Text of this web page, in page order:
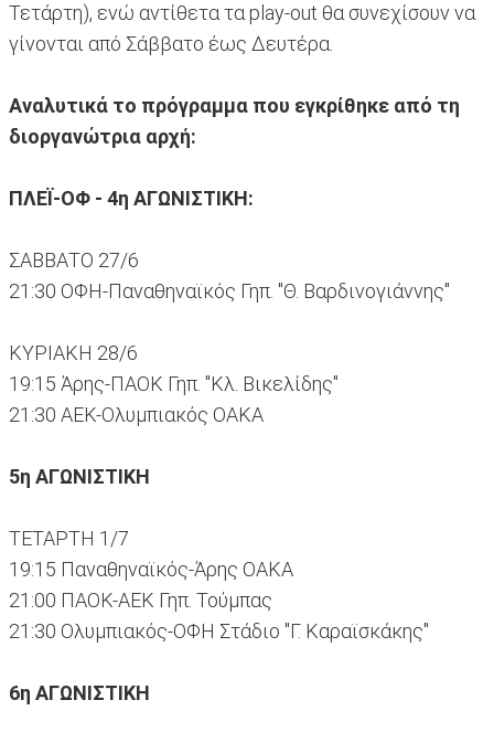
Τετάρτη), ενώ αντίθετα τα play-out θα συνεχίσουν να
γίνονται από Σάββατο έως Δευτέρα.
Αναλυτικά το πρόγραμμα που εγκρίθηκε από τη
διοργανώτρια αρχή:
ΠΛΕΪ-ΟΦ - 4η ΑΓΩΝΙΣΤΙΚΗ:
ΣΑΒΒΑΤΟ 27/6
21:30 ΟΦΗ-Παναθηναϊκός Γηπ. "Θ. Βαρδινογιάννης"
ΚΥΡΙΑΚΗ 28/6
19:15 Άρης-ΠΑΟΚ Γηπ. "Κλ. Βικελίδης"
21:30 ΑΕΚ-Ολυμπιακός ΟΑΚΑ
5η ΑΓΩΝΙΣΤΙΚΗ
ΤΕΤΑΡΤΗ 1/7
19:15 Παναθηναϊκός-Άρης ΟΑΚΑ
21:00 ΠΑΟΚ-ΑΕΚ Γηπ. Τούμπας
21:30 Ολυμπιακός-ΟΦΗ Στάδιο "Γ. Καραϊσκάκης"
6η ΑΓΩΝΙΣΤΙΚΗ